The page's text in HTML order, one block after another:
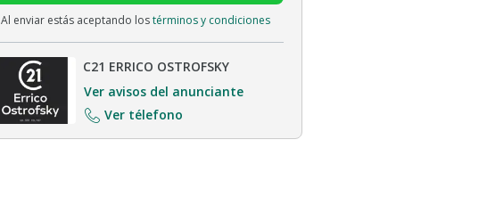
Al enviar estás aceptando lostérminos y condiciones
C21 ERRICO OSTROFSKY
Ver avisos del anunciante
Ver télefono